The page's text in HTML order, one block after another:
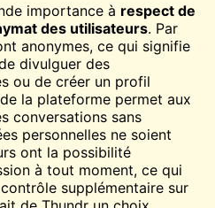
importance à respect de
des utilisateurs. Par
anonymes, ce qui signifie
divulguer des
ou de créer un profil
la plateforme permet aux
conversations sans
personnelles ne soient
ont la possibilité
à tout moment, ce qui
supplémentaire sur